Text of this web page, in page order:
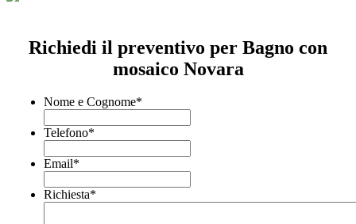
Richiedi il preventivo per Bagno con
mosaico Novara
Nome e Cognome*
Telefono*
Email*
Richiesta*